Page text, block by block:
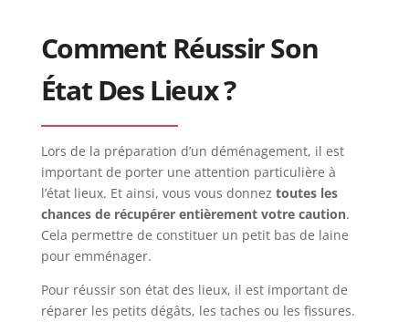
Comment Réussir Son
État Des Lieux ?
Lors de la préparation d’un déménagement, il est
important de porter une attention particulière à
l’état lieux. Et ainsi, vous vous donnez toutes les
chances de récupérer entièrement votre caution.
Cela permettre de constituer un petit bas de laine
pour emménager.
Pour réussir son état des lieux, il est important de
réparer les petits dégâts, les taches ou les fissures.